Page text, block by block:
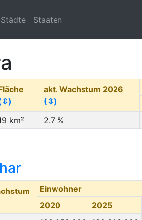
Städte Staaten
akt. Wachstum 2026
(⇳)
km² 2.7 %
Einwohner
2020
2025